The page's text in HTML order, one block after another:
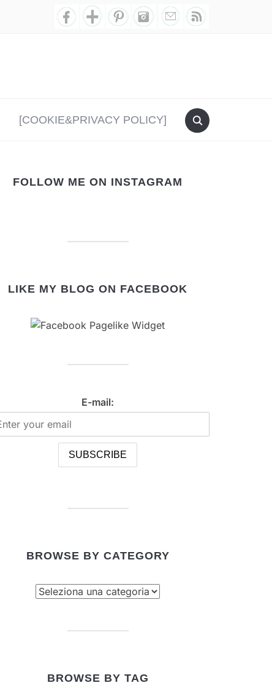
[COOKIE&PRIVACY POLICY]
FOLLOW ME ON INSTAGRAM
LIKE MY BLOG ON FACEBOOK
E-mail:
BROWSE BY CATEGORY
BROWSE BY TAG